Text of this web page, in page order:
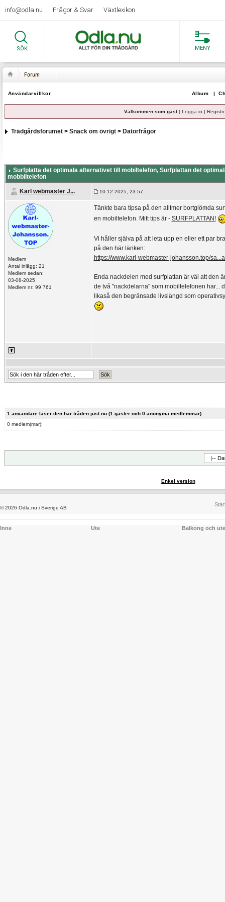
info@odla.nu Frågor & Svar Växtlexikon
SÖK MENY
Användarvillkor Album |
Välkommen som gäst( Logga in |
Trädgårdsforumet> Snack om övrigt> Datorfrågor
Surfplatta det optimala alternativet till mobiltelefon, Surfplattan det
mobbiltelefon
Karl webmaster J... 10-12-2025, 23:57
Medlem
Antal inlägg: 21
Medlem sedan:
03-08-2025
Medlem nr: 99 761
Tänkte bara tipsa på den alltmer bortglömda
en mobiltelefon. Mitt tips är - SURFPLATTAN!
Vi håller själva på att leta upp en eller ett par
på den här länken:
https://www.karl-webmaster-johansson.top/
Enda nackdelen med surfplattan är väl att den
de två "nackdelarna" som mobiltelefonen har...
likaså den begränsade livslängd som
1 användare läser den här tråden just nu (1 gäster och 0 anonyma medlemmar)
0 medlem(mar):
Enkel version
© 2026 Odla.nu i Sverige AB
Inne Ute Balkong och